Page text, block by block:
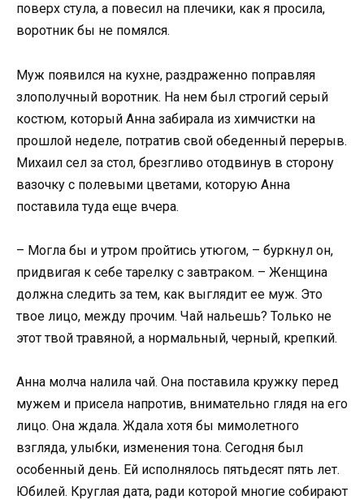
поверх стула, а повесил на плечики, как я просила,
воротник бы не помялся.
Муж появился на кухне, раздраженно поправляя
злополучный воротник. На нем был строгий серый
костюм, который Анна забирала из химчистки на
прошлой неделе, потратив свой обеденный перерыв.
Михаил сел за стол, брезгливо отодвинув в сторону
вазочку с полевыми цветами, которую Анна
поставила туда еще вчера.
– Могла бы и утром пройтись утюгом, – буркнул он,
придвигая к себе тарелку с завтраком. – Женщина
должна следить за тем, как выглядит ее муж. Это
твое лицо, между прочим. Чай нальешь? Только не
этот твой травяной, а нормальный, черный, крепкий.
Анна молча налила чай. Она поставила кружку перед
мужем и присела напротив, внимательно глядя на его
лицо. Она ждала. Ждала хотя бы мимолетного
взгляда, улыбки, изменения тона. Сегодня был
особенный день. Ей исполнялось пятьдесят пять лет.
Юбилей. Круглая дата, ради которой многие собирают